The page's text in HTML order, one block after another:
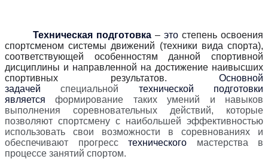
Техническая подготовка –это степень освоения
спортсменом системы движений (техники вида спорта),
соответствующей особенностям данной спортивной
дисциплины и направленной на достижение наивысших
спортивных результатов.
Основной
задачей
специальной технической подготовки
является формирование таких умений и навыков
выполнения соревновательных действий, которые
позволяют спортсмену с наибольшей эффективностью
использовать свои возможности в соревнованиях и
обеспечивают прогресс технического мастерства в
процессе занятий спортом.